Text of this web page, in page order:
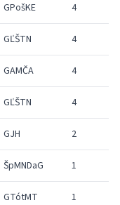
GPošKE 4
GĽŠTN 4
GAMČA 4
GĽŠTN 4
GJH 2
ŠpMNDaG 1
GTótMT 1